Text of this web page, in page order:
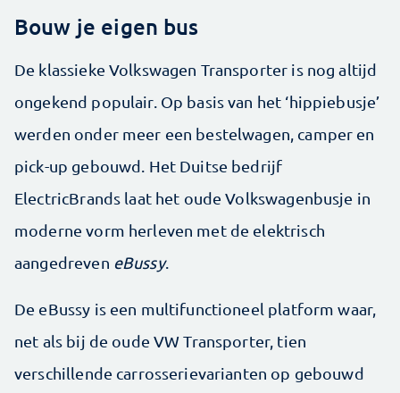
Bouw je eigen bus
De klassieke Volkswagen Transporter is nog altijd
ongekend populair. Op basis van het ‘hippiebusje’
werden onder meer een bestelwagen, camper en
pick-up gebouwd. Het Duitse bedrijf
ElectricBrands laat het oude Volkswagenbusje in
moderne vorm herleven met de elektrisch
aangedreven eBussy.
De eBussy is een multifunctioneel platform waar,
net als bij de oude VW Transporter, tien
verschillende carrosserievarianten op gebouwd